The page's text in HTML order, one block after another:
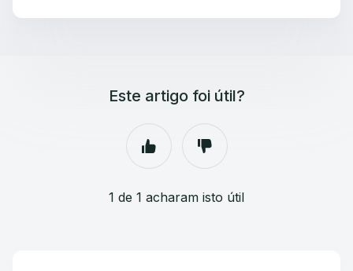
Este artigo foi útil?
1 de 1 acharam isto útil